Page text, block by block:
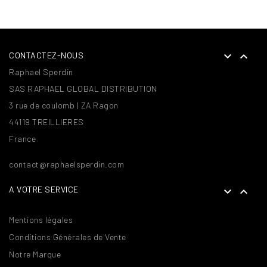
CONTACTEZ-NOUS  
Raphael Sperdin
SAS RAPHAEL GLOBAL DISTRIBUTION
3 rue de coulomb | ZA Ragon
44119 TREILLIERES
France
contact@raphaelsperdin.com
A VOTRE SERVICE  
Mentions légales
Conditions Générales de Vente
Notre Marque